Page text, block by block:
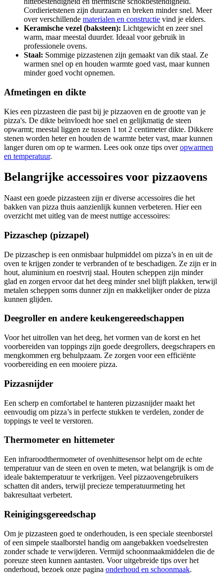
Cordierietstenen zijn duurzaam en breken minder snel. Meer
over verschillende materialen en constructie vind je elders.
Keramische vezel (baksteen): Lichtgewicht en zeer snel
warm, maar meestal duurder. Ideaal voor gebruik in
professionele ovens.
Staal: Sommige pizzastenen zijn gemaakt van dik staal. Ze
warmen snel op en houden warmte goed vast, maar kunnen
minder goed vocht opnemen.
Afmetingen en dikte
Kies een pizzasteen die past bij je pizzaoven en de grootte van je
pizza's. De dikte beïnvloedt hoe snel en gelijkmatig de steen
opwarmt; meestal liggen ze tussen 1 tot 2 centimeter dikte. Dikkere
stenen worden heter en houden de warmte beter vast, maar kunnen
langer duren om op te warmen. Lees ook onze tips overopwarmen
en temperatuur.
Belangrijke accessoires voor pizzaovens
Naast een goede pizzasteen zijn er diverse accessoires die het
bakken van pizza thuis aanzienlijk kunnen verbeteren. Hier een
overzicht met uitleg van de meest nuttige accessoires:
Pizzaschep (pizzapel)
De pizzaschep is een onmisbaar hulpmiddel om pizza’s in en uit de
oven te krijgen zonder te verbranden of te beschadigen. Ze zijn er in
hout, aluminium en roestvrij staal. Houten scheppen zijn minder
glad en zorgen ervoor dat het deeg minder snel blijft plakken, terwijl
metalen scheppen soms dunner zijn en makkelijker onder de pizza
kunnen glijden.
Deegroller en andere keukengereedschappen
Voor het uitrollen van het deeg, het vormen van de korst en het
voorbereiden van toppings zijn goede deegrollers, deegschrapers en
mengkommen erg behulpzaam. Ze zorgen voor een efficiënte
voorbereiding en een mooiere pizza.
Pizzasnijder
Een scherp en comfortabel te hanteren pizzasnijder maakt het
eenvoudig om pizza’s in perfecte stukken te verdelen, zonder de
toppings te veel te verstoren.
Thermometer en hittemeter
Een infraroodthermometer of ovenhittesensor helpt om de echte
temperatuur van de steen en oven te meten, wat belangrijk is om de
ideale baktemperatuur te verkrijgen. Veel pizzaovengebruikers
schatten dit anders, terwijl precieze temperatuurmeting het
bakresultaat verbetert.
Reinigingsgereedschap
Om je pizzasteen goed te onderhouden, is een speciale steenborstel
of een simpele staalborstel handig om aangebakken voedselresten
zonder schade te verwijderen. Vermijd schoonmaakmiddelen die de
poreuze steen kunnen aantasten. Voor uitgebreide tips over het
onderhoud, bezoek onze pagina onderhoud en schoonmaak.